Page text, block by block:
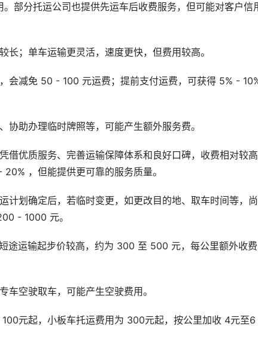
部分托运公司也提供先运车后收费服务，但可能对客户信
；单车运输更灵活，速度更快，但费用较高。
会减免 50 - 100 元运费；提前支付运费，可获得 5% -
助办理临时牌照等，可能产生额外服务费。
优质服务、完善运输保障体系和良好口碑，收费相对较高
，但能提供更可靠的服务质量。
计划确定后，若临时变更，如更改目的地、取车时间等，
- 1000 元。
途运输起步价较高，约为 300 至 500 元，每公里额外收
车空驶取车，可能产生空驶费用。
元起，小板车托运费用为 300元起，按公里加收 4元至6